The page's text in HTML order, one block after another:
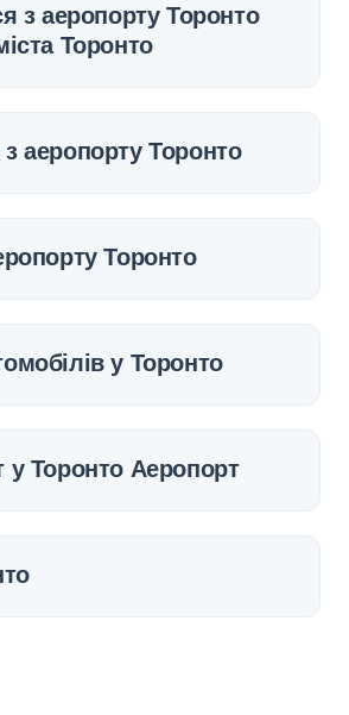
з аеропорту Торонто
Торонто
аеропорту Торонто
Торонто
у Торонто
у Торонто Аеропорт